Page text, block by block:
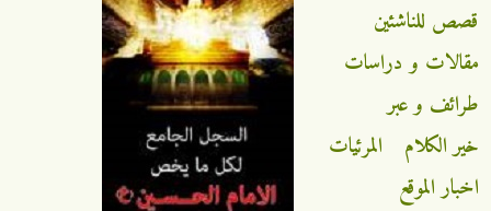
قصص للناشئين
مقالات و دراسات
طرائف و عبر
خير الكلام
المرئيات
اخبار الموقع